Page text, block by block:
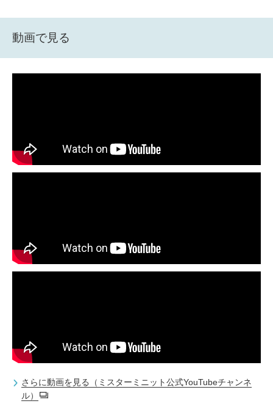
動画で見る
さらに動画を見る（ミスターミニット公式YouTubeチャンネ
ル）